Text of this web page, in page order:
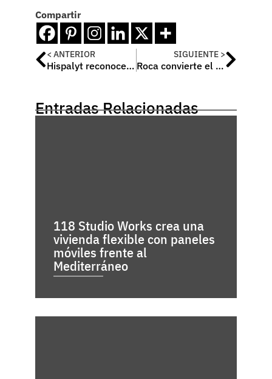
Compartir
< ANTERIOR
Hispalyt reconoce las mejores obras de arquitectura cerámica de 2023-2025 y distingue la trayectoria de Cruz y Ortiz Arquitectos
SIGUIENTE >
Roca convierte el espacio de baño en un templo sensorial dedicado al bienestar en Ecléctica Barcelona
Entradas Relacionadas
118 Studio Works crea una
vivienda flexible con paneles
móviles frente al
Mediterráneo